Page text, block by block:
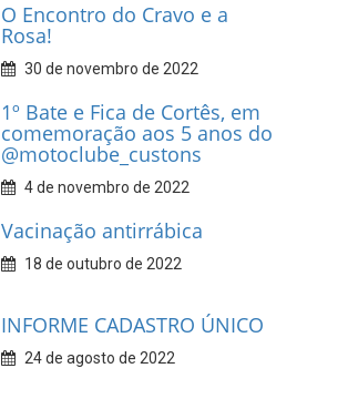
O Encontro do Cravo e a
Rosa!
30 de novembro de 2022
1º Bate e Fica de Cortês, em
comemoração aos 5 anos do
@motoclube_custons
4 de novembro de 2022
Vacinação antirrábica
18 de outubro de 2022
INFORME CADASTRO ÚNICO
24 de agosto de 2022